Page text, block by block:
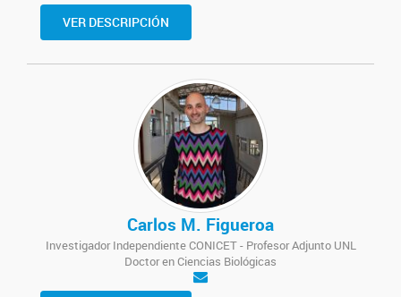
VER DESCRIPCIÓN
Carlos M. Figueroa
Investigador Independiente CONICET - Profesor Adjunto UNL
Doctor en Ciencias Biológicas